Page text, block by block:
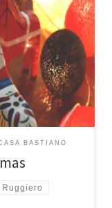
a Christmas
and Love
natalizie,
Stevens che è
& Burrows con il
BASTIANO